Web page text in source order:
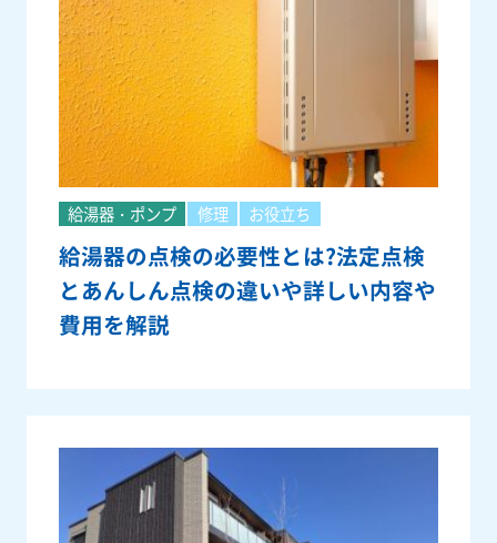
給湯器・ポンプ 修理 お役立ち
給湯器の点検の必要性とは?法定点検
とあんしん点検の違いや詳しい内容や
費用を解説